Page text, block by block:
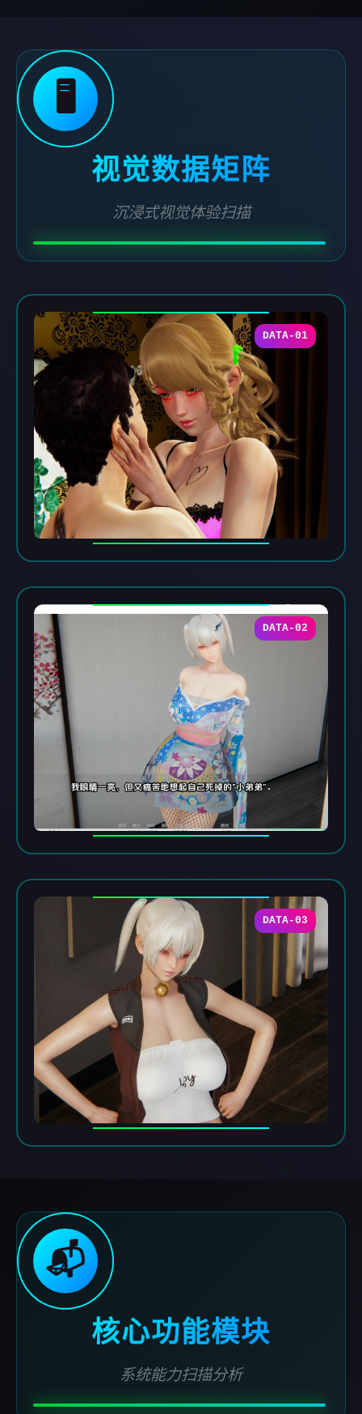
🖥️
视觉数据矩阵
沉浸式视觉体验扫描
DATA-01
DATA-02
DATA-03
📬
核心功能模块
系统能力扫描分析